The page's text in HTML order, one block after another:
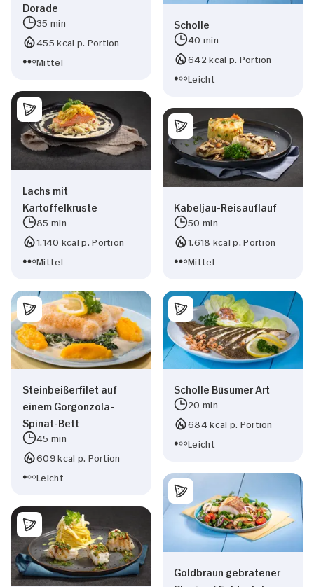
Dorade
35 min
455 kcal p. Portion
Mittel
Scholle
40 min
642 kcal p. Portion
Leicht
Lachs mit
Kartoffelkruste
85 min
1.140 kcal p. Portion
Mittel
Kabeljau-Reisauflauf
50 min
1.618 kcal p. Portion
Mittel
Steinbeißerfilet auf
einem Gorgonzola-
Spinat-Bett
45 min
609 kcal p. Portion
Leicht
Scholle Büsumer Art
20 min
684 kcal p. Portion
Leicht
Goldbraun gebratener